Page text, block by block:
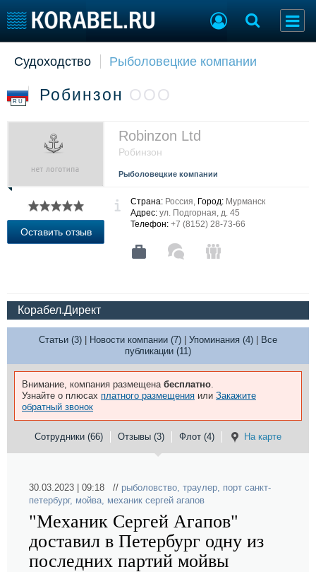
Судостроение
Новости
Репутация
Работа
Крюинг
Реклама
Торговая площадка
Продажа флота
Изделия
Материалы
Конференции
Выставки и семинары
Флот
Галерея флота
Судоходство Рыболовецкие компании
RU Робинзон ООО
Robinzon Ltd
Робинзон
Рыболовецкие компании
Оставить отзыв
Страна: Россия, Город: Мурманск
Адрес: ул. Подгорная, д. 45
Телефон: +7 (8152) 28-73-66
Корабел.Директ
Статьи (3) Новости компании (7) Упоминания (4)
Все
публикации (11)
Внимание, компания размещена бесплатно.
Узнайте о плюсах платного размещения или Закажите
обратный звонок
Сотрудники (66) Отзывы (3) Флот (4) На карте
30.03.2023 | 09:18 // рыболовство, траулер, порт санкт-
петербург, мойва, механик сергей агапов
"Механик Сергей Агапов"
доставил в Петербург одну из
последних партий мойвы